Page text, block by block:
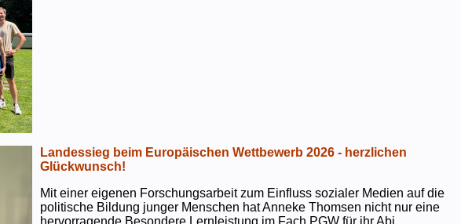
Landessieg beim Europäischen Wettbewerb 2026 - herzlichen
Glückwunsch!
Mit einer eigenen Forschungsarbeit zum Einfluss sozialer Medien auf die
politische Bildung junger Menschen hat Anneke Thomsen nicht nur eine
hervorragende Besondere Lernleistung im Fach PGW für ihr Abi